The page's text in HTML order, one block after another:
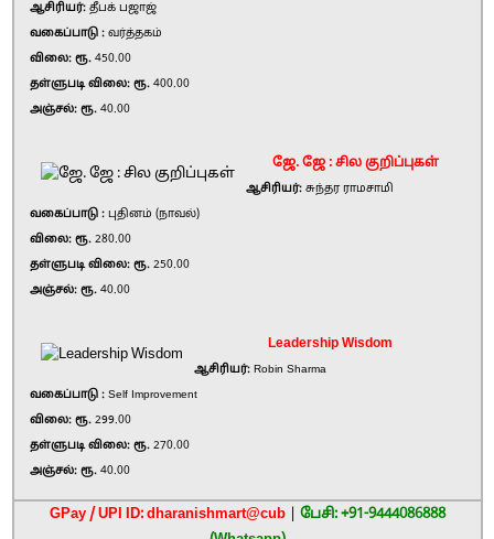
ஆசிரியர்: தீபக் பஜாஜ்
வகைப்பாடு : வர்த்தகம்
விலை: ரூ. 450.00
தள்ளுபடி விலை: ரூ. 400.00
அஞ்சல்: ரூ. 40.00
ஜே. ஜே : சில குறிப்புகள்
ஆசிரியர்: சுந்தர ராமசாமி
வகைப்பாடு : புதினம் (நாவல்)
விலை: ரூ. 280.00
தள்ளுபடி விலை: ரூ. 250.00
அஞ்சல்: ரூ. 40.00
Leadership Wisdom
ஆசிரியர்: Robin Sharma
வகைப்பாடு : Self Improvement
விலை: ரூ. 299.00
தள்ளுபடி விலை: ரூ. 270.00
அஞ்சல்: ரூ. 40.00
GPay / UPI ID: dharanishmart@cub
பேசி: +91-9444086888